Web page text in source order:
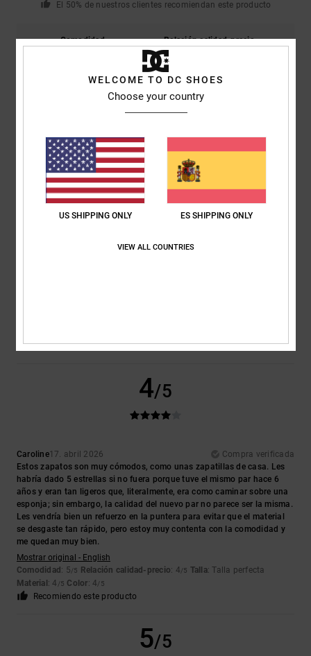
El 50% de nuestros clientes recomiendan este producto
Comodidad
Relación calidad-precio
Talla
5/5
Material: 5/5 Color: 5/5
4/5
Caroline17. abril 2026
Compra verificada
Estos zapatos son muy cómodos, como unas zapatillas de casa. Les
habría dado 5 estrellas si no fuera porque tuve el mismo par hace 6
años y eran tan ligeros que, literalmente, era como caminar sobre una
esponja; sin embargo, la calidad del nuevo par no parece ser la misma.
Les vendría bien un refuerzo en la puntera para evitar que el material
se desgaste tan rápido, pero estoy muy contenta con la comodidad y
me quedan muy bien.
Mostrar original - English
Comodidad : 5/5 Relación calidad-precio: 4/5 Talla: Talla perfecta
Material : 4 /5 Color: 4/5
Recomiendo este producto
5/5
WELCOME TO DC SHOES
Choose your country
US SHIPPING ONLY ES SHIPPING ONLY
VIEW ALL COUNTRIES